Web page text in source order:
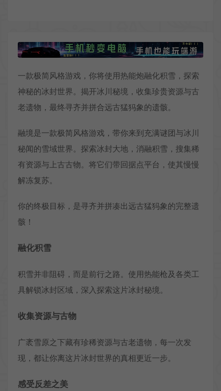
一款极简风格游戏，你将使用热能炮融化积雪，探索
神秘的冰封世界。揭开冰川秘境，收集珍贵资源与古
老遗物，最终寻齐并拼合远古猛犸象的遗骸。
融境是一款极简风格游戏，带你来到充满谜团与冰川
秘闻的雪域世界。探索冰封大地，消融积雪，搜集稀
有资源与上古古物。将它们带回据点平台，使其慢慢
解冻复苏。
你的终极目标，是寻齐并拼凑出远古猛犸象的完整遗
骸！
融化积雪
积雪并非阻碍，而是前行之路。使用热能枪及各类工
具解锁冰封区域，深入探索这片冰封秘境。
收集资源与古物
广袤雪原之下藏有珍稀资源与古老遗物，每一次发
现，都让你离这片冰封世界的真相更近一步。
感受反差之美